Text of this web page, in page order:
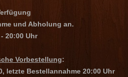
und Abholung an.
20:00 Uhr
Vorbestellung:
letzte Bestellannahme 20:00 Uhr